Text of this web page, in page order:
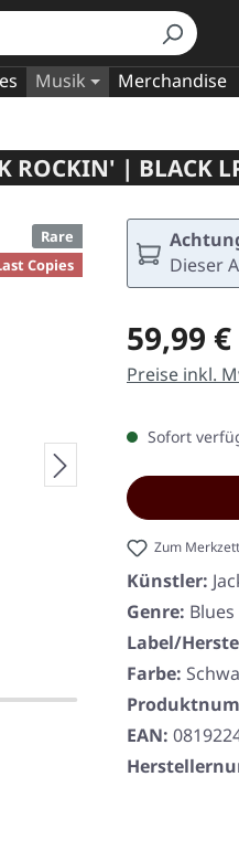
Musik Merchandise
ROCKIN' | BLACK
Rare
Copies
Dieser
Regulärer
59,99 €
Preise inkl.
Sofort
Zum
Künstler:
Genre: Blues
Label/
Farbe:
EAN: